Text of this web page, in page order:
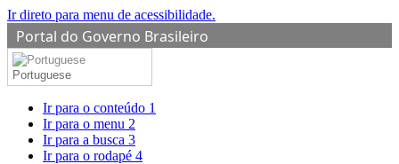
Ir direto para menu de acessibilidade.
Portal do Governo Brasileiro
Portuguese
Ir para o conteúdo 1
Ir para o menu 2
Ir para a busca 3
Ir para o rodapé 4